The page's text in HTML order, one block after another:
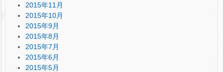
2015年11月
2015年10月
2015年9月
2015年8月
2015年7月
2015年6月
2015年5月